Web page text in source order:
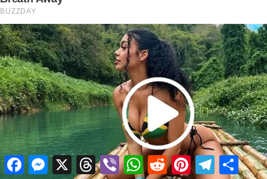
FacebookMessenger
X ThreadsViber WhatsApp
RedditPinterestTelegram
Share